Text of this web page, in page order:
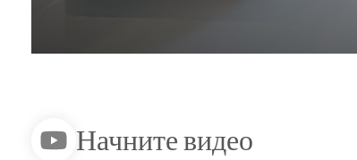
Начните видео